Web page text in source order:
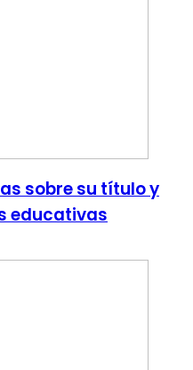
sobre su título y
educativas